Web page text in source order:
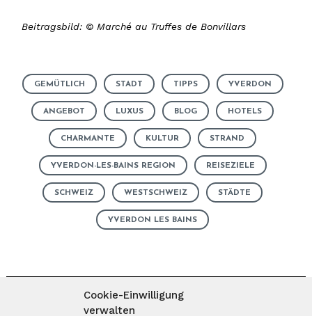
Cookie-Einwilligung
verwalten
Beitragsbild: © Marché au Truffes de Bonvillars
GEMÜTLICH STADT TIPPS YVERDON
ANGEBOT LUXUS BLOG HOTELS
CHARMANTE KULTUR STRAND
YVERDON-LES-BAINS REGION REISEZIELE
SCHWEIZ WESTSCHWEIZ STÄDTE
YVERDON LES BAINS